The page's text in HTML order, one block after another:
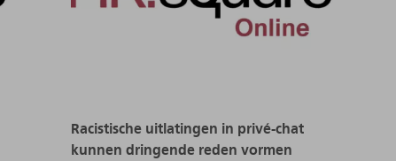
Racistische uitlatingen in privé-chat
kunnen dringende reden vormen